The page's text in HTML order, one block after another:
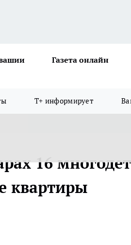
Газета онлайн
Т+ информирует
16
квартиры